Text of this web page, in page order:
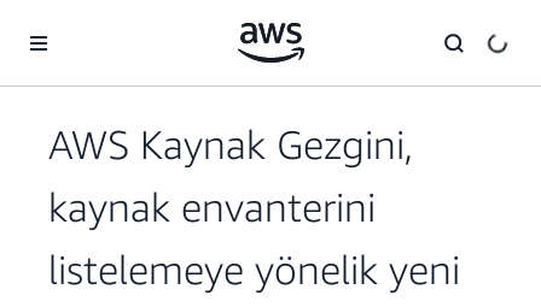
AWS Kaynak Gezgini,
kaynak envanterini
listelemeye yönelik yeni